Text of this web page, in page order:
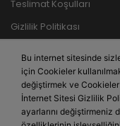
Teslimat Koşulları
Gizlilik Politikası
İletişim
Bu internet sitesinde
için Cookieler
değiştirmek ve
İnternet Sitesi Gizlilik
ayarlarını değiştirmeniz